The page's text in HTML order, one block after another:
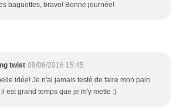
baguettes, bravo! Bonne journée!
twist 09/06/2016 15:45
idée! Je n'ai jamais testé de faire mon pain
est grand temps que je m'y mette :)